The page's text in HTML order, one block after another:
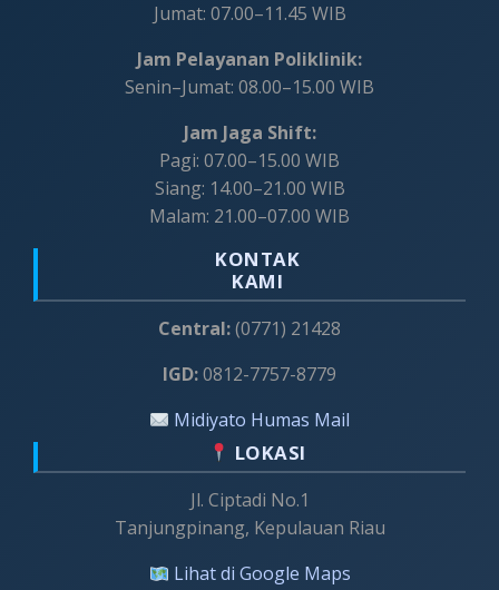
Jumat: 07.00–11.45 WIB
Jam Pelayanan Poliklinik:
Senin–Jumat: 08.00–15.00 WIB
Jam Jaga Shift:
Pagi: 07.00–15.00 WIB
Siang: 14.00–21.00 WIB
Malam: 21.00–07.00 WIB
KONTAK
KAMI
Central:(0771) 21428
IGD:0812-7757-8779
Midiyato Humas Mail
LOKASI
Jl. Ciptadi No.1
Tanjungpinang, Kepulauan Riau
Lihat di Google Maps